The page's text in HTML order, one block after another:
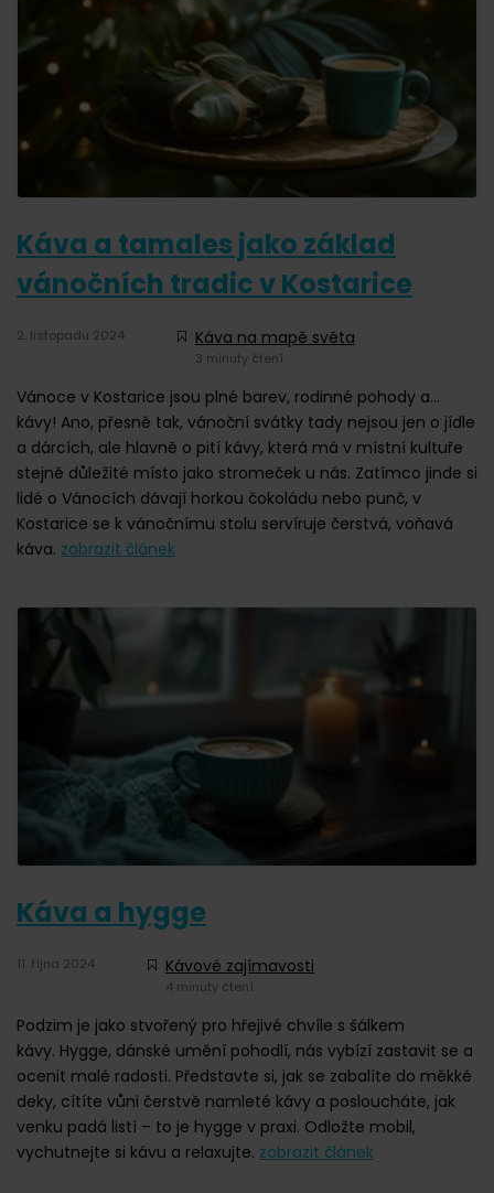
Káva a tamales jako základ
vánočních tradic v Kostarice
2. listopadu 2024 Káva na mapě světa
3 minuty čtení
Vánoce v Kostarice jsou plné barev, rodinné pohody a...
kávy! Ano, přesně tak, vánoční svátky tady nejsou jen o jídle
a dárcích, ale hlavně o pití kávy, která má v místní kultuře
stejně důležité místo jako stromeček u nás. Zatímco jinde si
lidé o Vánocích dávají horkou čokoládu nebo punč, v
Kostarice se k vánočnímu stolu servíruje čerstvá, voňavá
káva. zobrazit článek
Káva a hygge
11. října 2024 Kávové zajímavosti
4 minuty čtení
Podzim je jako stvořený pro hřejivé chvíle s šálkem
kávy. Hygge, dánské umění pohodlí, nás vybízí zastavit se a
ocenit malé radosti. Představte si, jak se zabalíte do měkké
deky, cítíte vůni čerstvě namleté kávy a posloucháte, jak
venku padá listí – to je hygge v praxi. Odložte mobil,
vychutnejte si kávu a relaxujte. zobrazit článek